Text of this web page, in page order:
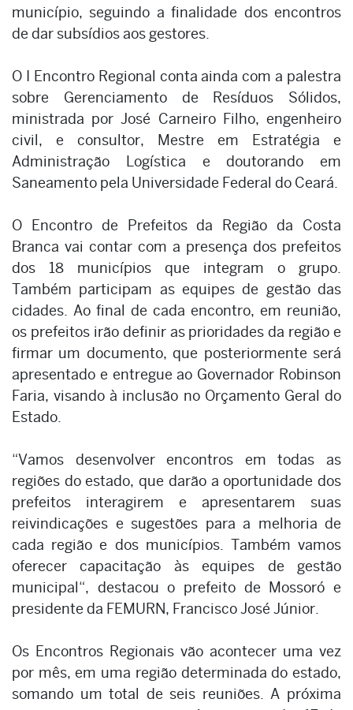
município, seguindo a finalidade dos encontros
de dar subsídios aos gestores.
O I Encontro Regional conta ainda com a palestra
sobre Gerenciamento de Resíduos Sólidos,
ministrada por José Carneiro Filho, engenheiro
civil, e consultor, Mestre em Estratégia e
Administração Logística e doutorando em
Saneamento pela Universidade Federal do Ceará.
O Encontro de Prefeitos da Região da Costa
Branca vai contar com a presença dos prefeitos
dos 18 municípios que integram o grupo.
Também participam as equipes de gestão das
cidades. Ao final de cada encontro, em reunião,
os prefeitos irão definir as prioridades da região e
firmar um documento, que posteriormente será
apresentado e entregue ao Governador Robinson
Faria, visando à inclusão no Orçamento Geral do
Estado.
“Vamos desenvolver encontros em todas as
regiões do estado, que darão a oportunidade dos
prefeitos interagirem e apresentarem suas
reivindicações e sugestões para a melhoria de
cada região e dos municípios. Também vamos
oferecer capacitação às equipes de gestão
municipal“, destacou o prefeito de Mossoró e
presidente da FEMURN, Francisco José Júnior.
Os Encontros Regionais vão acontecer uma vez
por mês, em uma região determinada do estado,
somando um total de seis reuniões. A próxima